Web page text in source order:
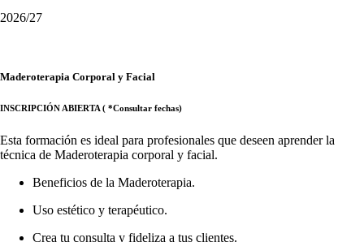
2026/27
Maderoterapia Corporal y Facial
INSCRIPCIÓN ABIERTA ( *Consultar fechas)
Esta formación es ideal para profesionales que deseen aprender la
técnica de Maderoterapia corporal y facial.
Beneficios de la Maderoterapia.
Uso estético y terapéutico.
Crea tu consulta y fideliza a tus clientes.